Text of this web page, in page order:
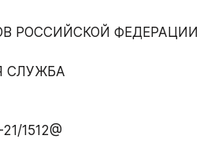
РОССИЙСКОЙ ФЕДЕРАЦИИ
СЛУЖБА
1512@